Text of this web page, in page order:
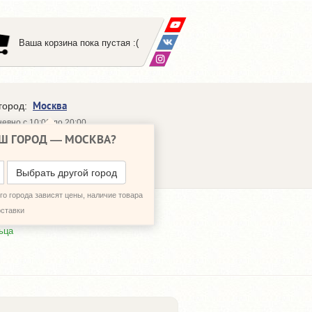
Ваша корзина пока пустая :(
Москва
ГОРОД — МОСКВА?
Выбрать другой город
города зависят цены, наличие товара
с 10:00 до 20:00
648-64-30
МНЕ